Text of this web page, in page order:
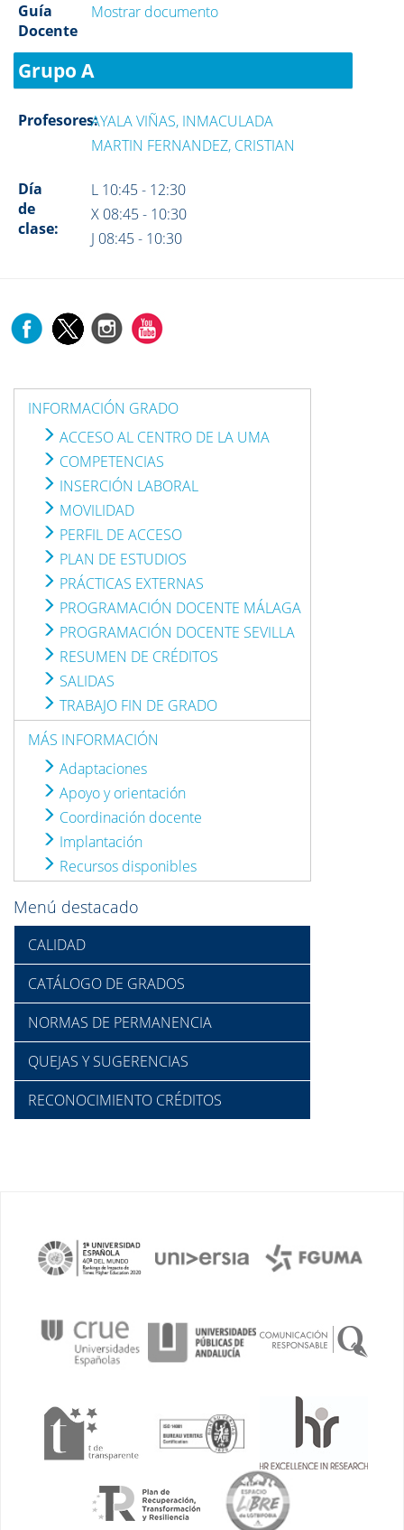
Guía
Docente
Mostrar documento
Grupo A
Profesores:AYALA VIÑAS, INMACULADA
MARTIN FERNANDEZ, CRISTIAN
Día
de
clase:
L 10:45 - 12:30
X 08:45 - 10:30
J 08:45 - 10:30
INFORMACIÓN GRADO
ACCESO AL CENTRO DE LA UMA
COMPETENCIAS
INSERCIÓN LABORAL
MOVILIDAD
PERFIL DE ACCESO
PLAN DE ESTUDIOS
PRÁCTICAS EXTERNAS
PROGRAMACIÓN DOCENTE MÁLAGA
PROGRAMACIÓN DOCENTE SEVILLA
RESUMEN DE CRÉDITOS
SALIDAS
TRABAJO FIN DE GRADO
MÁS INFORMACIÓN
Adaptaciones
Apoyo y orientación
Coordinación docente
Implantación
Recursos disponibles
Menú destacado
CALIDAD
CATÁLOGO DE GRADOS
NORMAS DE PERMANENCIA
QUEJAS Y SUGERENCIAS
RECONOCIMIENTO CRÉDITOS